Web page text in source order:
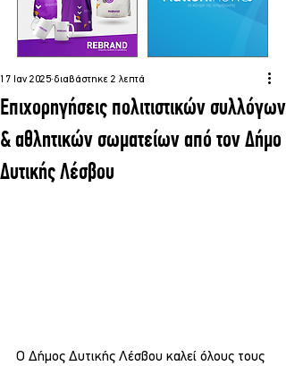
Επιχορηγήσεις πολιτιστικών συλλόγων
& αθλητικών σωματείων από τον Δήμο
Δυτικής Λέσβου
17 Ιαν 2025 διαβάστηκε 2 λεπτά
Ο Δήμος Δυτικής Λέσβου καλεί όλους τους